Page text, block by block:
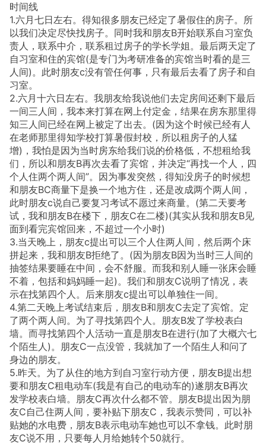
时间线
1.六月七日左右。得知很多朋友已经定了暑假住的房子。所
以我们决定尽快找房子。同时我和朋友B开始联系自习室负
责人，联系中介，联系租过房子的学长学姐。最后两天定了
自习室和住的宾馆(是专门为考研准备的宾馆当时看的是三
人间)。此时朋友c没有管任何事，只有最后去看了房子和自
习室。
2.六月十六日左右。我朋友给我说他们去定房间还剩下最后
一间三人间，我本来打算在网上付定金，结果在房东那里得
知三人间已经在网上被定了出去。(因为这个时候已经有人
在老师那里得知学校打算暑假封校，所以租房子的人猛
增)，我怕是因为当时房东给我们说的价格低，不想租给我
们，所以和朋友B再次去看了宾馆，并决定“再找一个人，四
个人住两个两人间”。因为事发突然，得知没房子的时候想
和朋友BC商量下是换一个地方住，还是改成两个两人间，
此时朋友c说自己要复习考试不愿过来商量。(第二天要考
试，我和朋友B在楼下，朋友C在二楼)(其实从我和朋友B见
面到看完宾馆回来，不超过一个小时)
3.当天晚上，朋友c提出可以三个人住两人间，然后两个床
拼起来，我和朋友B拒绝了。(因为朋友B因为当时三人间的
抽签结果要睡在中间，会不舒服。而我和别人睡一张床会睡
不着，包括和妈妈睡一起)。我们和朋友C说明了情况，表
示在找第四个人。后来朋友c提出可以单独住一间。
4.第二天晚上考试结束后，朋友B和朋友C去定了宾馆。定
了两个两人间。为了寻找第四个人。朋友B发了学校表白
墙。而寻找第四个人活动一直是朋友B在进行(加了大概六七
个陌生人)。朋友C一点没管，我就加了一个陌生人和问了
身边的朋友。
5.昨天。为了从住的地方到自习室行动方便，朋友B提出想
要和朋友C租电动车(我是有自己的电动车的)遂朋友B再次
发学校表白墙。朋友C再次什么都不管。朋友B提出因为朋
友C自己住两人间，要补贴下朋友C，我表示赞同，可以补
贴她的水电费，朋友B表示电动车她也可以不拿钱。此时朋
友C说不用，只要每人月给她转个50就行。